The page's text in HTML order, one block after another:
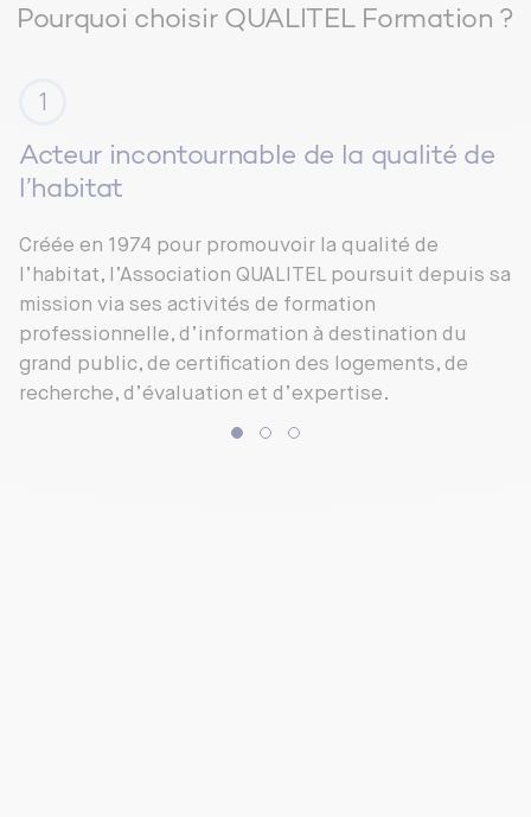
Pourquoi choisir QUALITEL Formation ?
Acteur incontournable de la qualité de
l’habitat
Créée en 1974 pour promouvoir la qualité de
l’habitat, l’Association QUALITEL poursuit depuis sa
mission via ses activités de formation
professionnelle, d’information à destination du
grand public, de certification des logements, de
recherche, d’évaluation et d’expertise.